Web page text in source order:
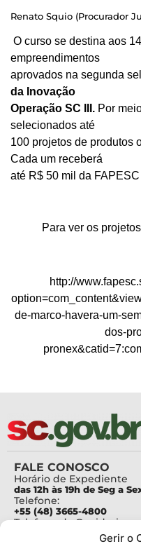
Gerir o
Renato Squio (Procurador
O curso se destina aos
empreendimentos
aprovados na segunda
da Inovação
Operação SC III. Por
selecionados até
100 projetos de produtos
Cada um receberá
até R$ 50 mil da
Para ver os
http://
de-marco-havera-um-
dos-
FALE CONOSCO
Horário de Expediente
das 12h às 19h de Seg a
Telefone:
+55 (48) 3665-4800
Telefone da Ouvidoria